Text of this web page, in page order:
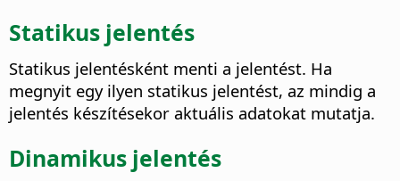
Statikus jelentés
Statikus jelentésként menti a jelentést. Ha
megnyit egy ilyen statikus jelentést, az mindig a
jelentés készítésekor aktuális adatokat mutatja.
Dinamikus jelentés